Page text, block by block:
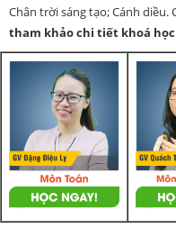
Chân trời sáng tạo; Cánh
tham khảo chi tiết khoá